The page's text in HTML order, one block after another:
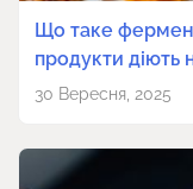
Що таке
продукти діють
30 Вересня, 2025